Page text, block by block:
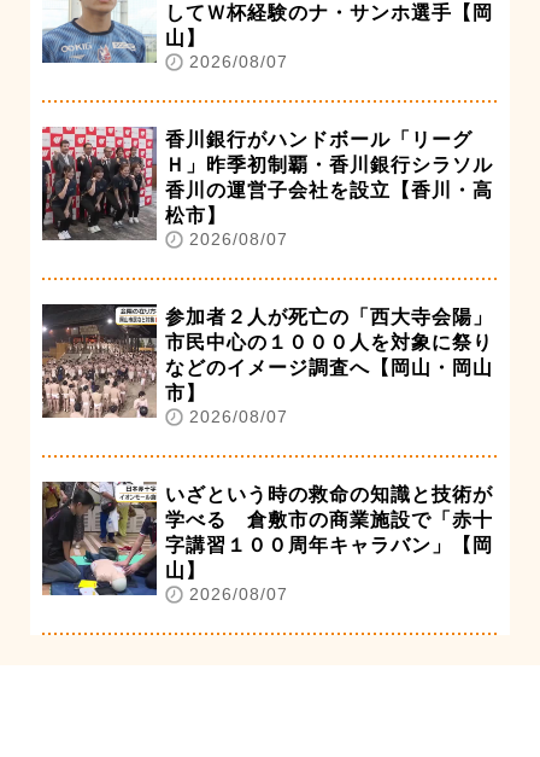
してＷ杯経験のナ・サンホ選手【岡
山】
2026/08/07
香川銀行がハンドボール「リーグ
Ｈ」昨季初制覇・香川銀行シラソル
香川の運営子会社を設立【香川・高
松市】
2026/08/07
参加者２人が死亡の「西大寺会陽」
市民中心の１０００人を対象に祭り
などのイメージ調査へ【岡山・岡山
市】
2026/08/07
いざという時の救命の知識と技術が
学べる 倉敷市の商業施設で「赤十
字講習１００周年キャラバン」【岡
山】
2026/08/07